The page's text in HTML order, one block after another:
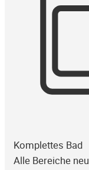
Komplettes Bad
Alle Bereiche neu